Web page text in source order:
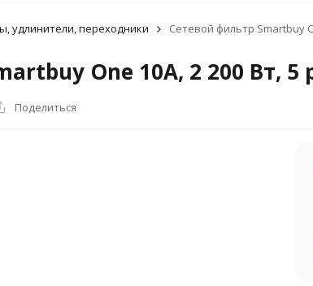
удлинители, переходники Сетевой фильтр Smartbuy
One 10A, 2 200 Вт,
Поделиться